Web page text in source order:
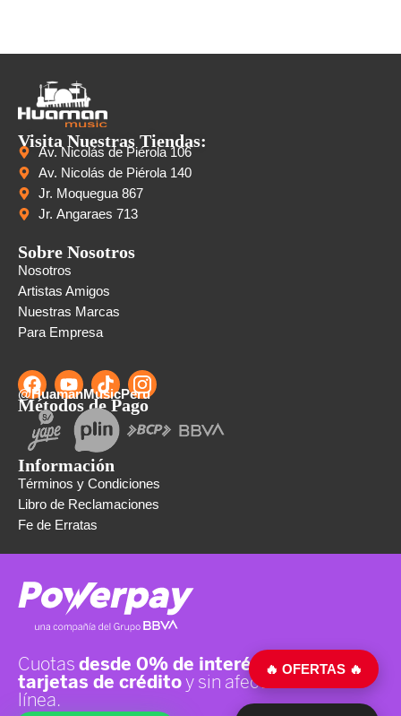
Visita Nuestras Tiendas:
Av. Nicolás de Piérola 106
Av. Nicolás de Piérola 140
Jr. Moquegua 867
Jr. Angaraes 713
Sobre Nosotros
Nosotros
Artistas Amigos
Nuestras Marcas
Para Empresa
@HuamanMusicPeru
Métodos de Pago
Información
Términos y Condiciones
Libro de Reclamaciones
Fe de Erratas
🔥 OFERTAS 🔥